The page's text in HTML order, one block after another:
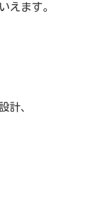
えます。
計、